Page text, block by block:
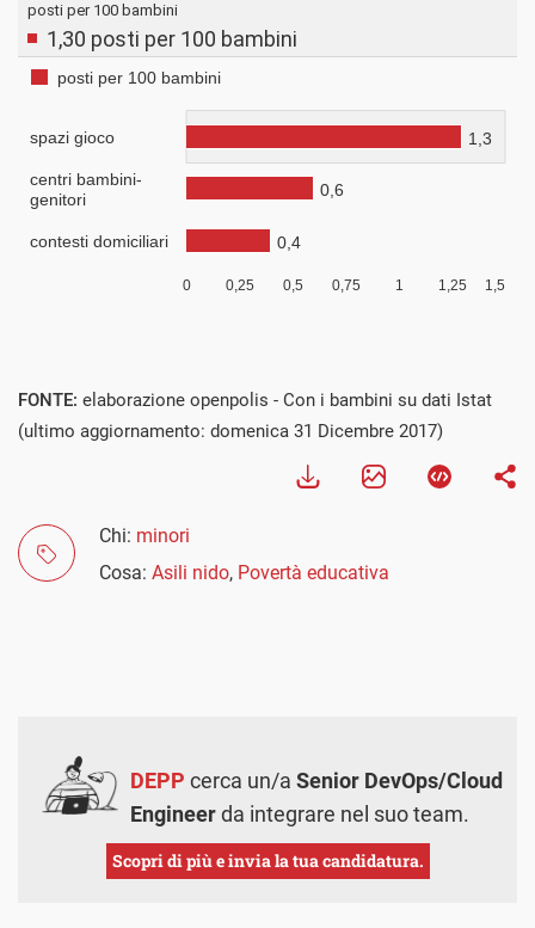
FONTE: elaborazione openpolis - Con i bambini su dati Istat
(ultimo aggiornamento: domenica 31 Dicembre 2017)
Chi: minori
Cosa: Asili nido, Povertà educativa
DEPP cerca un/a Senior DevOps/Cloud
Engineerda integrare nel suo team.
Scopri di più e invia la tua candidatura.